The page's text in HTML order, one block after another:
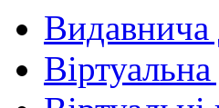
Видавнича
Віртуальна